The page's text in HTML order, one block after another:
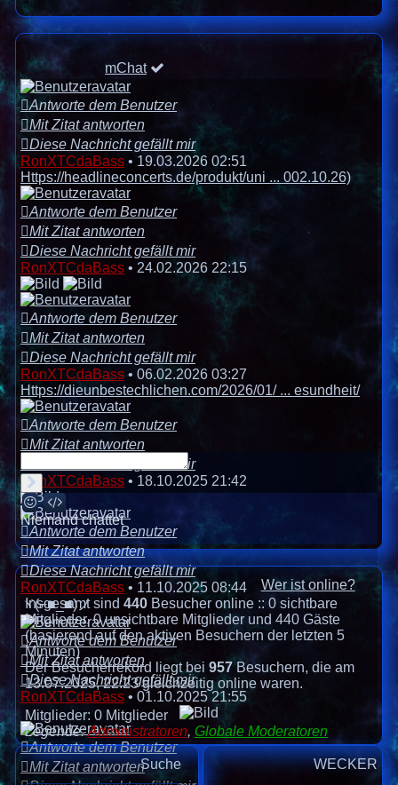
mChat
Antworte dem Benutzer
Mit Zitat antworten
Diese Nachricht gefällt mir
RonXTCdaBass•19.03.2026 02:51
Https://headlineconcerts.de/produkt/uni ... 002.10.26)
Antworte dem Benutzer
Mit Zitat antworten
Diese Nachricht gefällt mir
RonXTCdaBass • 24.02.2026 22:15
Antworte dem Benutzer
Mit Zitat antworten
Diese Nachricht gefällt mir
RonXTCdaBass • 06.02.2026 03:27
Https://dieunbestechlichen.com/2026/01/ ... esundheit/
Antworte dem Benutzer
Mit Zitat antworten
Diese Nachricht gefällt mir
RonXTCdaBass • 18.10.2025 21:42
Antworte dem Benutzer
Mit Zitat antworten
Diese Nachricht gefällt mir
RonXTCdaBass • 11.10.2025 08:44
ヾ(⌐■_■)ノ
Antworte dem Benutzer
Mit Zitat antworten
Diese Nachricht gefällt mir
RonXTCdaBass • 01.10.2025 21:55
Antworte dem Benutzer
Mit Zitat antworten
Senden
Smilies
Niemand chattet
Wer ist online?
Insgesamt sind 440 Besucher online :: 0 sichtbare
Mitglieder, 0 unsichtbare Mitglieder und 440 Gäste
(basierend auf den aktiven Besuchern der letzten 5
Minuten)
Der Besucherrekord liegt bei 957Besuchern, die am
13.07.2025, 22:23 gleichzeitig online waren.
Mitglieder: 0 Mitglieder
Legende:Administratoren, Globale Moderatoren
Suche WECKER